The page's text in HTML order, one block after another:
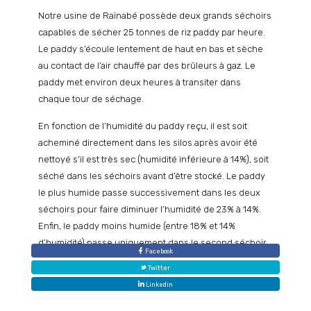
Notre usine de Raïnabé possède deux grands séchoirs
capables de sécher 25 tonnes de riz paddy par heure.
Le paddy s’écoule lentement de haut en bas et sèche
au contact de l’air chauffé par des brûleurs à gaz. Le
paddy met environ deux heures à transiter dans
chaque tour de séchage.
En fonction de l’humidité du paddy reçu, il est soit
acheminé directement dans les silos après avoir été
nettoyé s’il est très sec (humidité inférieure à 14%), soit
séché dans les séchoirs avant d’être stocké. Le paddy
le plus humide passe successivement dans les deux
séchoirs pour faire diminuer l’humidité de 23% à 14%.
Enfin, le paddy moins humide (entre 18% et 14%
d’humidité) passe uniquement dans le second séchoir.
Les Silos de conservation
Facebook
Twitter
Linkedin
produit du riz dans le Delta du Fleuve Sénégal pour le
marché sénégalais.